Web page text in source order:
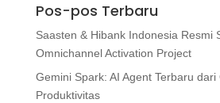
Pos-pos Terbaru
Saasten & Hibank Indonesia Resmi
Omnichannel Activation Project
Gemini Spark: AI Agent Terbaru
Produktivitas